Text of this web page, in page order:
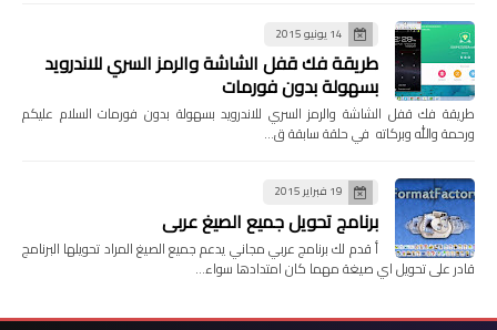
14 يونيو 2015
طريقة فك قفل الشاشة والرمز السري للاندرويد
بسهولة بدون فورمات
طريقة فك قفل الشاشة والرمز السري للاندرويد بسهولة بدون فورمات السلام عليكم
ورحمة والله وبركاته في حلقة سابقة ق…
19 فبراير 2015
برنامج تحويل جميع الصيغ عربي
أ قدم لك برنامج عربي مجاني يدعم جميع الصيغ المراد تحويلها البرنامج
قادر على تحويل اي صيغة مهما كان امتدادها سواء…